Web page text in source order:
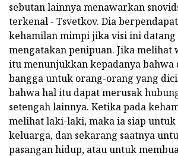
sebutan lainnya menawarkan
terkenal - Tsvetkov. Dia
kehamilan mimpi jika visi ini datang
mengatakan penipuan. Jika
itu menunjukkan kepadanya
bangga untuk orang-orang yang
bahwa hal itu dapat merusak
setengah lainnya. Ketika pada
melihat laki-laki, maka ia siap
keluarga, dan sekarang saatnya
pasangan hidup, atau untuk